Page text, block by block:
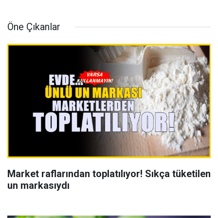
Öne Çıkanlar
Market raflarından toplatılıyor! Sıkça tüketilen
un markasıydı